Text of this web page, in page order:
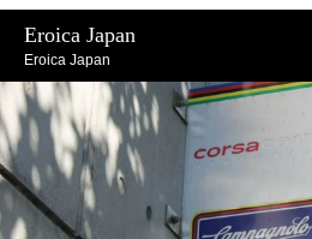
Eroica Japan
Eroica Japan